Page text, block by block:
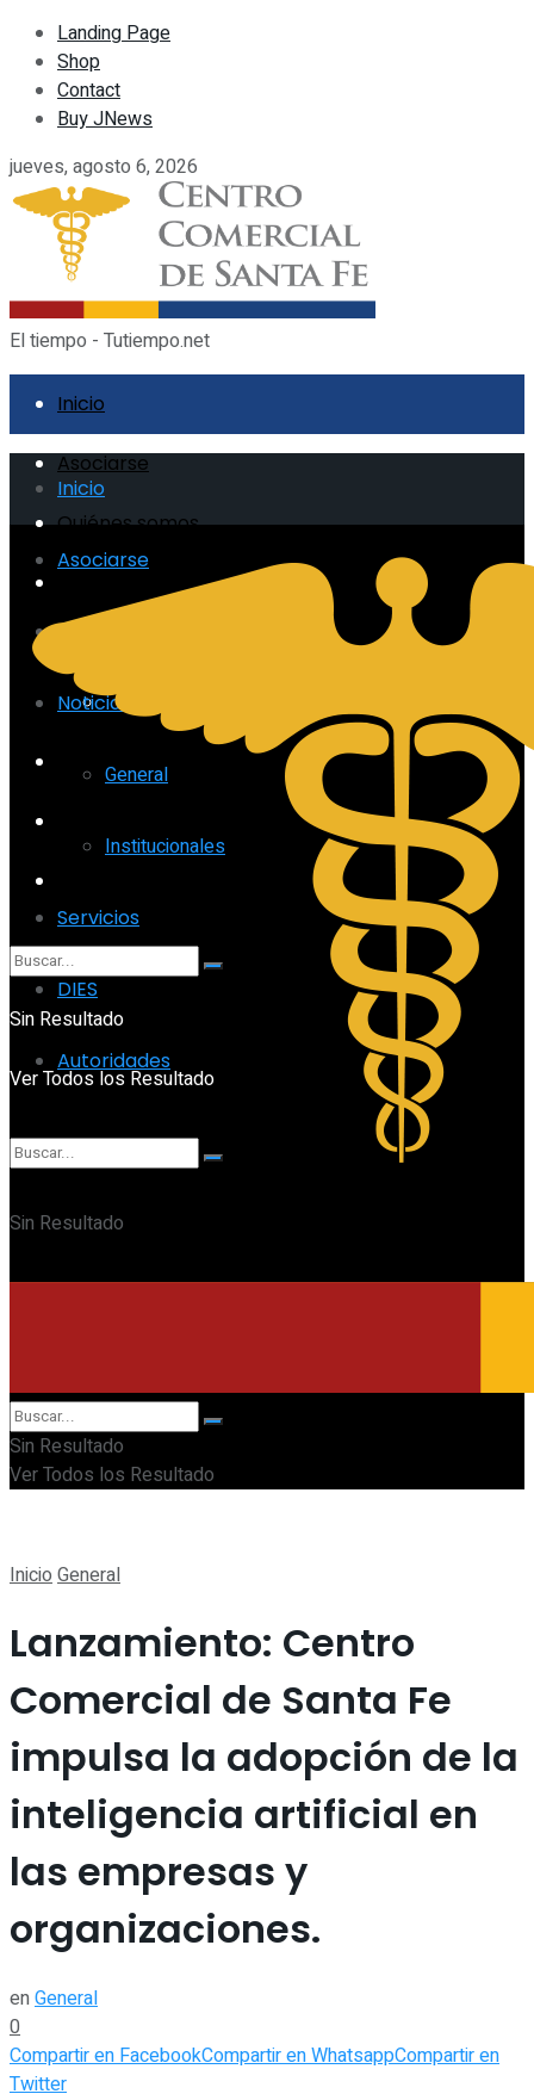
Landing Page
Shop
Contact
Buy JNews
jueves, agosto 6, 2026
El tiempo - Tutiempo.net
Inicio
Asociarse
Quiénes somos
Institucionales
Servicios
Sin Resultado
Ver Todos los Resultado
Inicio
Asociarse
Quiénes somos
Noticias
General
Institucionales
Servicios
DIES
Autoridades
Sin Resultado
Sin Resultado
Ver Todos los Resultado
InicioGeneral
Lanzamiento: Centro
Comercial de Santa Fe
impulsa la adopción de la
inteligencia artificial en
las empresas y
organizaciones.
enGeneral
0
Compartir en FacebookCompartir en WhatsappCompartir en
Twitter